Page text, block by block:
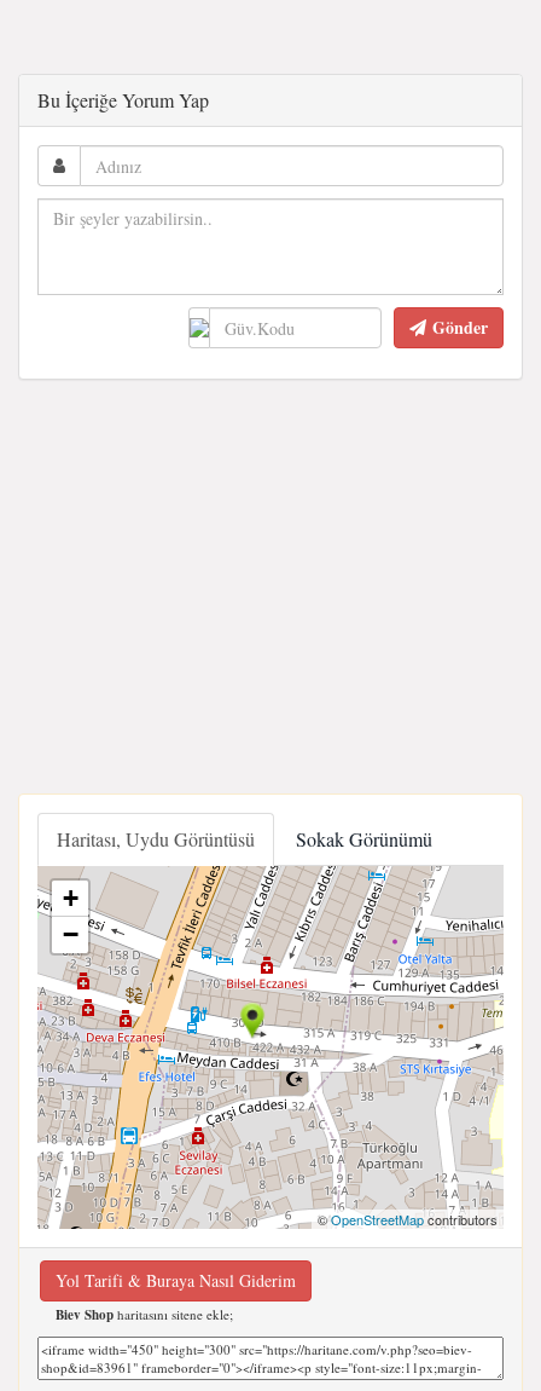
Bu İçeriğe Yorum Yap
Gönder
Haritası, Uydu Görüntüsü Sokak Görünümü
+
−
©OpenStreetMapcontributors
Yol Tarifi & Buraya Nasıl Giderim
Biev Shop haritasını sitene ekle;